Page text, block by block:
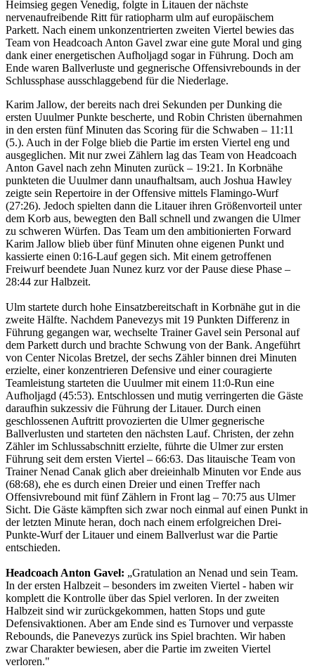
Heimsieg gegen Venedig, folgte in Litauen der nächste
nervenaufreibende Ritt für ratiopharm ulm auf europäischem
Parkett. Nach einem unkonzentrierten zweiten Viertel bewies das
Team von Headcoach Anton Gavel zwar eine gute Moral und ging
dank einer energetischen Aufholjagd sogar in Führung. Doch am
Ende waren Ballverluste und gegnerische Offensivrebounds in der
Schlussphase ausschlaggebend für die Niederlage.
Karim Jallow, der bereits nach drei Sekunden per Dunking die
ersten Uuulmer Punkte bescherte, und Robin Christen übernahmen
in den ersten fünf Minuten das Scoring für die Schwaben – 11:11
(5.). Auch in der Folge blieb die Partie im ersten Viertel eng und
ausgeglichen. Mit nur zwei Zählern lag das Team von Headcoach
Anton Gavel nach zehn Minuten zurück – 19:21. In Korbnähe
punkteten die Uuulmer dann unaufhaltsam, auch Joshua Hawley
zeigte sein Repertoire in der Offensive mittels Flamingo-Wurf
(27:26). Jedoch spielten dann die Litauer ihren Größenvorteil unter
dem Korb aus, bewegten den Ball schnell und zwangen die Ulmer
zu schweren Würfen. Das Team um den ambitionierten Forward
Karim Jallow blieb über fünf Minuten ohne eigenen Punkt und
kassierte einen 0:16-Lauf gegen sich. Mit einem getroffenen
Freiwurf beendete Juan Nunez kurz vor der Pause diese Phase –
28:44 zur Halbzeit.
Ulm startete durch hohe Einsatzbereitschaft in Korbnähe gut in die
zweite Hälfte. Nachdem Panevezys mit 19 Punkten Differenz in
Führung gegangen war, wechselte Trainer Gavel sein Personal auf
dem Parkett durch und brachte Schwung von der Bank. Angeführt
von Center Nicolas Bretzel, der sechs Zähler binnen drei Minuten
erzielte, einer konzentrieren Defensive und einer couragierte
Teamleistung starteten die Uuulmer mit einem 11:0-Run eine
Aufholjagd (45:53). Entschlossen und mutig verringerten die Gäste
daraufhin sukzessiv die Führung der Litauer. Durch einen
geschlossenen Auftritt provozierten die Ulmer gegnerische
Ballverlusten und starteten den nächsten Lauf. Christen, der zehn
Zähler im Schlussabschnitt erzielte, führte die Ulmer zur ersten
Führung seit dem ersten Viertel – 66:63. Das litauische Team von
Trainer Nenad Canak glich aber dreieinhalb Minuten vor Ende aus
(68:68), ehe es durch einen Dreier und einen Treffer nach
Offensivrebound mit fünf Zählern in Front lag – 70:75 aus Ulmer
Sicht. Die Gäste kämpften sich zwar noch einmal auf einen Punkt in
der letzten Minute heran, doch nach einem erfolgreichen Drei-
Punkte-Wurf der Litauer und einem Ballverlust war die Partie
entschieden.
Headcoach Anton Gavel: „Gratulation an Nenad und sein Team.
In der ersten Halbzeit – besonders im zweiten Viertel - haben wir
komplett die Kontrolle über das Spiel verloren. In der zweiten
Halbzeit sind wir zurückgekommen, hatten Stops und gute
Defensivaktionen. Aber am Ende sind es Turnover und verpasste
Rebounds, die Panevezys zurück ins Spiel brachten. Wir haben
zwar Charakter bewiesen, aber die Partie im zweiten Viertel
verloren."